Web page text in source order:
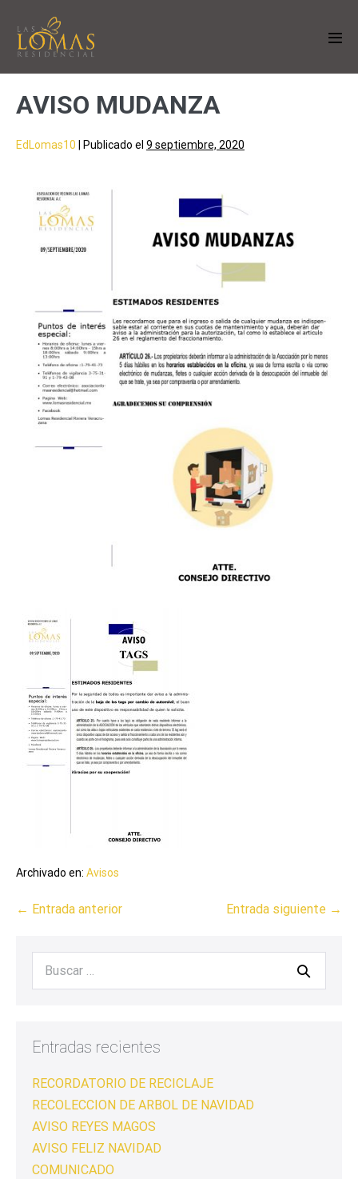
AVISO MUDANZA
EdLomas10 | Publicado el 9 septiembre, 2020
Archivado en: Avisos
← Entrada anterior Entrada siguiente →
Entradas recientes
RECORDATORIO DE RECICLAJE
RECOLECCION DE ARBOL DE NAVIDAD
AVISO REYES MAGOS
AVISO FELIZ NAVIDAD
COMUNICADO